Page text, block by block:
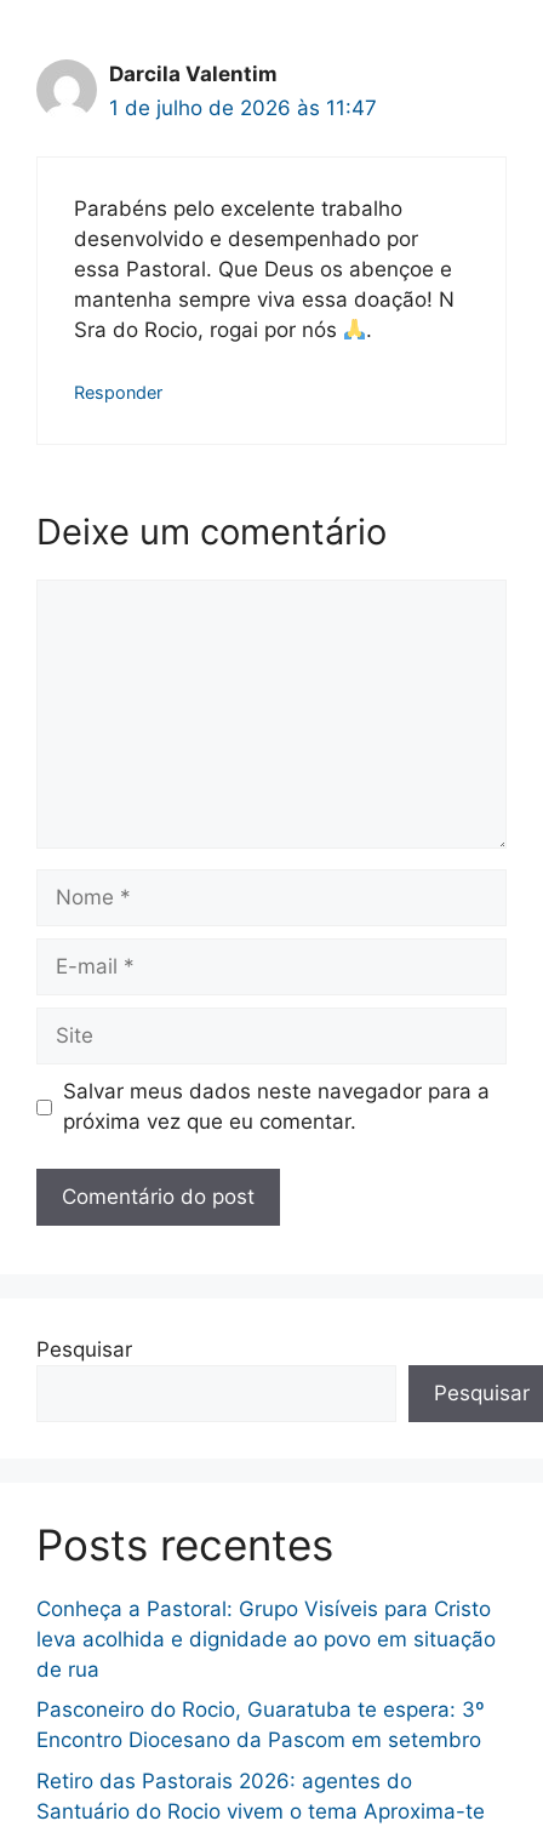
Darcila Valentim
1 de julho de 2026 às 11:47
Parabéns pelo excelente trabalho
desenvolvido e desempenhado por
essa Pastoral. Que Deus os abençoe e
mantenha sempre viva essa doação! N
Sra do Rocio, rogai por nós
.
Responder
Deixe um comentário
Nome
Site
Salvar meus dados neste navegador para a
próxima vez que eu comentar.
Pesquisar
Pesquisar
Posts recentes
Conheça a Pastoral: Grupo Visíveis para Cristo
leva acolhida e dignidade ao povo em situação
de rua
Pasconeiro do Rocio, Guaratuba te espera: 3º
Encontro Diocesano da Pascom em setembro
Retiro das Pastorais 2026: agentes do
Santuário do Rocio vivem o tema Aproxima-te